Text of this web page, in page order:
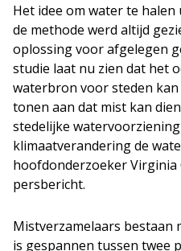
Het idee om water te
de methode werd altijd
oplossing voor afgelegen
studie laat nu zien dat het
waterbron voor steden kan
tonen aan dat mist kan
stedelijke
klimaatverandering de
hoofdonderzoeker Virginia
persbericht.
Mistverzamelaars bestaan
is gespannen tussen twee